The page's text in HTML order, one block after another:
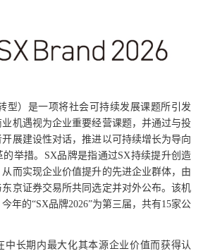
型）是一项将社会可持续发展课题所引发
机遇视为企业重要经营课题，并通过与投
展建设性对话，推进以可持续增长为导向
的举措。SX品牌是指通过SX持续提升创造
而实现企业价值提升的先进企业群体，由
东京证券交易所共同选定并对外公布。该机
年的“SX品牌2026”为第三届，共有15家公
中长期内最大化其本源企业价值而获得认